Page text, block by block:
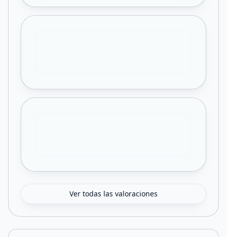
Ver todas las valoraciones